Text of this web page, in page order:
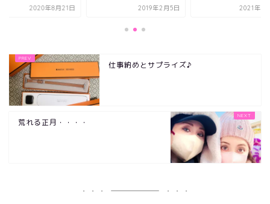
2020年8月21日 2019年2月5日 2021年7
仕事納めとサプライズ♪
荒れる正月・・・・